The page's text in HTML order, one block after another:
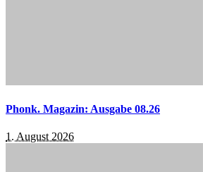
Phonk. Magazin: Ausgabe 08.26
1. August 2026